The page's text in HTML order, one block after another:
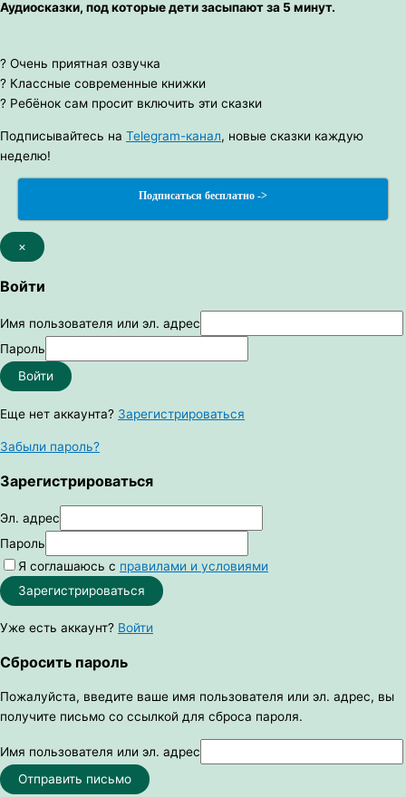
Аудиосказки, под которые дети засыпают за 5 минут.
? Очень приятная озвучка
? Классные современные книжки
? Ребёнок сам просит включить эти сказки
Подписывайтесь на Telegram-канал, новые сказки каждую
неделю!
Подписаться бесплатно ->
×
Войти
Имя пользователя или эл. адрес
Пароль
Войти
Еще нет аккаунта? Зарегистрироваться
Забыли пароль?
Зарегистрироваться
Эл. адрес
Пароль
Я соглашаюсь с правилами и условиями
Зарегистрироваться
Уже есть аккаунт? Войти
Сбросить пароль
Пожалуйста, введите ваше имя пользователя или эл. адрес, вы
получите письмо со ссылкой для сброса пароля.
Имя пользователя или эл. адрес
Отправить письмо